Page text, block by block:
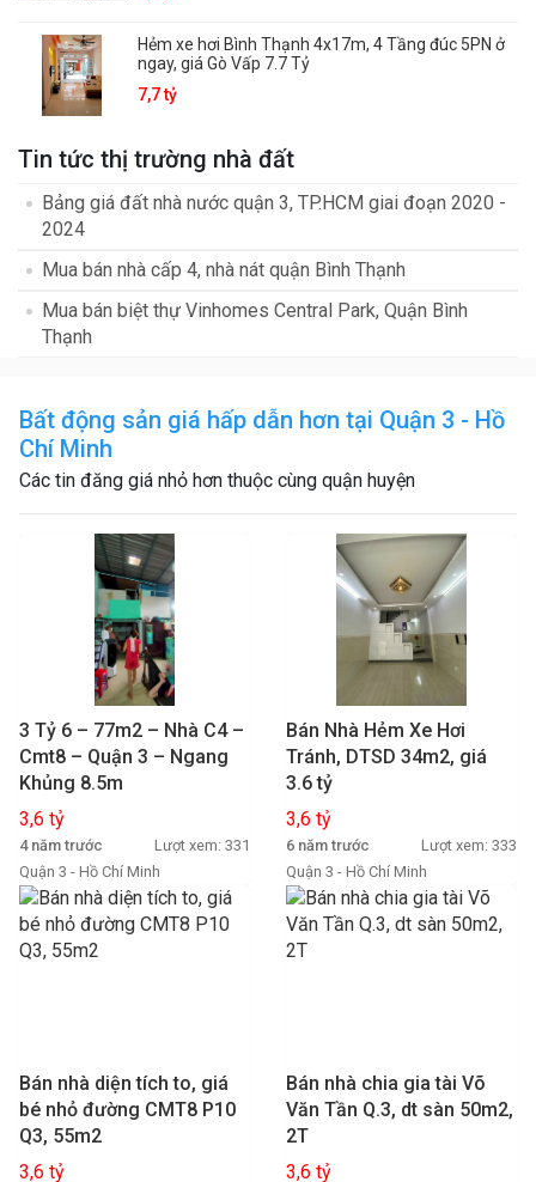
Hẻm xe hơi Bình Thạnh 4x17m, 4 Tầng đúc 5PN ở
ngay, giá Gò Vấp 7.7 Tỷ
7,7 tỷ
Tin tức thị trường nhà đất
Bảng giá đất nhà nước quận 3, TP.HCM giai đoạn 2020 -
2024
Mua bán nhà cấp 4, nhà nát quận Bình Thạnh
Mua bán biệt thự Vinhomes Central Park, Quận Bình
Thạnh
Bất động sản giá hấp dẫn hơn tại Quận 3 - Hồ
Chí Minh
Các tin đăng giá nhỏ hơn thuộc cùng quận huyện
3 Tỷ 6 – 77m2 – Nhà C4 –
Cmt8 – Quận 3 – Ngang
Khủng 8.5m
3,6 tỷ
4 năm trước
Lượt xem: 331
Quận 3 - Hồ Chí Minh
Bán Nhà Hẻm Xe Hơi
Tránh, DTSD 34m2, giá
3.6 tỷ
3,6 tỷ
6 năm trước
Lượt xem: 333
Quận 3 - Hồ Chí Minh
Bán nhà diện tích to, giá
bé nhỏ đường CMT8 P10
Q3, 55m2
3,6 tỷ
Bán nhà chia gia tài Võ
Văn Tần Q.3, dt sàn 50m2,
2T
3,6 tỷ